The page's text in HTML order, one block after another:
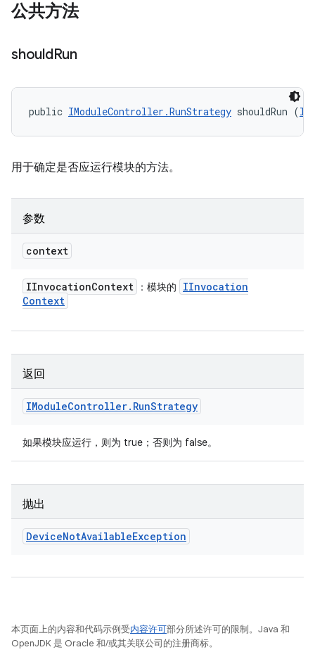
公共方法
shouldRun
public IModuleController.RunStrategy shouldRun (
用于确定是否应运行模块的方法。
参数
context
IInvocationContext ：模块的
IInvocation
Context
返回
IModuleController. RunStrategy
如果模块应运行，则为 true；否则为 false。
抛出
DeviceNotAvailableException
本页面上的内容和代码示例受内容许可部分所述许可的限制。Java 和
OpenJDK 是 Oracle 和/或其关联公司的注册商标。